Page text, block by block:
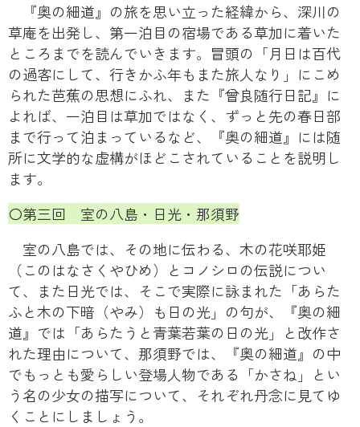
『奥の細道』の旅を思い立った経緯から、深川の
草庵を出発し、第一泊目の宿場である草加に着いた
ところまでを読んでいきます。冒頭の「月日は百代
の過客にして、行きかふ年もまた旅人なり」にこめ
られた芭蕉の思想にふれ、また『曾良随行日記』に
よれば、一泊目は草加ではなく、ずっと先の春日部
まで行って泊まっているなど、『奥の細道』には随
所に文学的な虚構がほどこされていることを説明し
ます。
〇第三回 室の八島・日光・那須野
室の八島では、その地に伝わる、木の花咲耶姫
（このはなさくやひめ）とコノシロの伝説につい
て、また日光では、そこで実際に詠まれた「あらた
ふと木の下暗（やみ）も日の光」の句が、『奥の細
道』では「あらたうと青葉若葉の日の光」と改作さ
れた理由について、那須野では、『奥の細道』の中
でもっとも愛らしい登場人物である「かさね」とい
う名の少女の描写について、それぞれ丹念に見てゆ
くことにしましょう。